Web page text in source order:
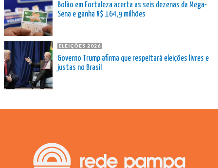
Bolão em Fortaleza acerta as seis dezenas da Mega-
Sena e ganha R$ 164,9 milhões
ELEIÇÕES 2026
Governo Trump afirma que respeitará eleições livres e
justas no Brasil